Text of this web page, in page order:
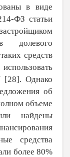
в виде
ФЗ статьи
долевого
средств
[28]. Однако
об
объеме
найдены
средства
более 80%